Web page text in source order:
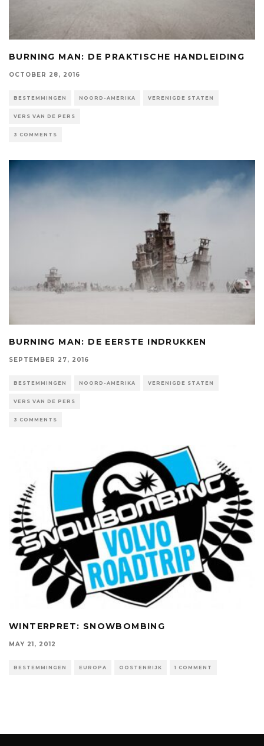
BURNING MAN: DE PRAKTISCHE HANDLEIDING
OCTOBER 28, 2016
BESTEMMINGEN NOORD-AMERIKA VERENIGDE STATEN
VERS VAN DE PERS
3 COMMENTS
BURNING MAN: DE EERSTE INDRUKKEN
SEPTEMBER 27, 2016
BESTEMMINGEN NOORD-AMERIKA VERENIGDE STATEN
VERS VAN DE PERS
3 COMMENTS
WINTERPRET: SNOWBOMBING
MAY 21, 2012
BESTEMMINGEN EUROPA OOSTENRIJK 1 COMMENT